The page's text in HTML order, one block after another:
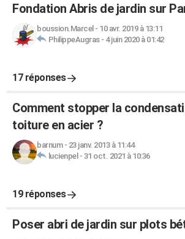
Fondation Abris de jardin sur
boussion.Marcel - 10 avr. 2019 à 13:11
PhilippeAugras- 4 juin 2020 à 01:42
17 réponses
Comment stopper la
toiture en acier ?
barnum- 23 janv. 2013 à 11:44
lucienpel - 31 oct. 2021 à 10:36
19 réponses
Poser abri de jardin sur plots